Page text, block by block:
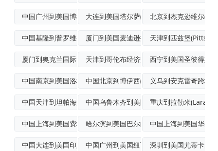
中国广州到美国博根菲尔德(Bogota)大连到美国塔尔萨(Tulsa)空运门到门
北京到杰克逊维尔
中国基隆到普罗维登斯(Providenc厦门到美国麦迪逊拼货空运天津到匹兹堡
厦门到奥克兰国际多式联运天津到哥伦布经济空运西宁到美国圣彼得斯
中国南京到美国洛杉矶(LosAngele中国北京到博伊西(Boise)国际空运专
义乌到安克雷奇跨境
中国天津到坦帕海运 中国乌鲁木齐到美国明尼阿波利斯空运派送
重庆到拉勒米
中国上海到美国费城(Philadelph哈尔滨到美国巴尔的摩空运门到门专线
中国上海到美国华盛
中国大连到美国印第安纳波利斯海运中国广州到美国纽瓦克空运门到门专线
深圳到美国尤蒂卡空运